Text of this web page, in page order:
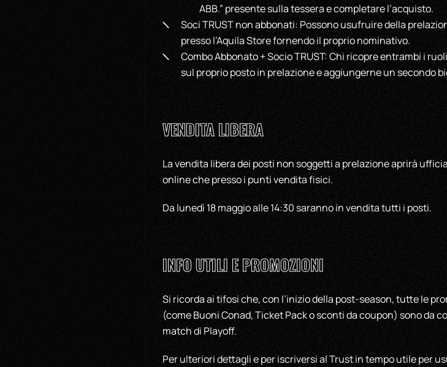
ABB.” presente sulla tessera e completare l’acquisto.
Soci TRUST non abbonati: Possono usufruire della
presso l’Aquila Store fornendo il proprio nominativo.
Combo Abbonato + Socio TRUST: Chi ricopre entrambi i
sul proprio posto in prelazione e aggiungerne un secondo
VENDITA LIBERA
La vendita libera dei posti non soggetti a prelazione aprirà
online che presso i punti vendita fisici.
Da lunedì 18 maggio alle 14:30 saranno in vendita tutti i posti.
INFO UTILI E PROMOZIONI
Si ricorda ai tifosi che, con l’inizio della post-season, tutte le
(come Buoni Conad, Ticket Pack o sconti da coupon) sono da
match di Playoff.
Per ulteriori dettagli e per iscriversi al Trust in tempo utile per